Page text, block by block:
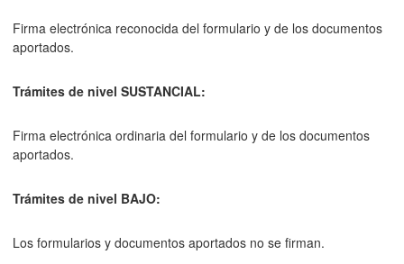
Firma electrónica reconocida del formulario y de los documentos
aportados.
Trámites de nivel SUSTANCIAL:
Firma electrónica ordinaria del formulario y de los documentos
aportados.
Trámites de nivel BAJO:
Los formularios y documentos aportados no se firman.